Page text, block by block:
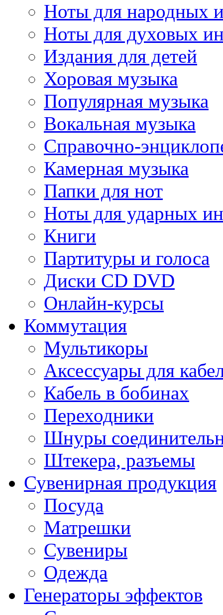
Ноты для народных
Ноты для духовых
Издания для детей
Хоровая музыка
Популярная музыка
Вокальная музыка
Справочно-
Камерная музыка
Папки для нот
Ноты для ударных
Книги
Партитуры и голоса
Диски CD DVD
Онлайн-курсы
Коммутация
Мультикоры
Аксессуары для
Кабель в бобинах
Переходники
Шнуры
Штекера, разъемы
Сувенирная продукция
Посуда
Матрешки
Сувениры
Одежда
Генераторы эффектов